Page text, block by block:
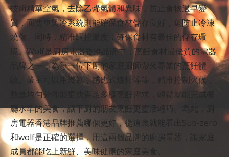
技術精華空氣，去除乙烯氣體和異味，防止食物過早變
質，而雙重製冷系統則能確保食材儲存良好，還防止冷凍
燒傷。同時，精准調控溫度，確保食材有最佳的儲存環
境。Wolf是廚房電器香港品牌中，烹飪食材最優質的電器
品牌之一，為每一位下廚的家庭廚師帶來專業的烹飪體
驗。業主可以用燃氣，感應式爐灶等等，精准控制火候，
熱量均勻分佈能更快滿足多樣烹飪需求，輕鬆就能完成餐
廳水準的美食，讓下廚的朋友烹飪更靈活輕巧。為此，廚
房電器香港品牌推薦哪個更好，從這裏就能看出Sub-zero
和wolf是正確的選擇，用這兩個品牌的廚房電器，讓家庭
成員都能吃上新鮮、美味健康的家庭美食。